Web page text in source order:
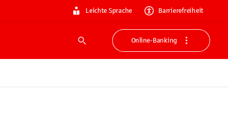
Leichte Sprache Barrierefreiheit
Suche
Online-Banking